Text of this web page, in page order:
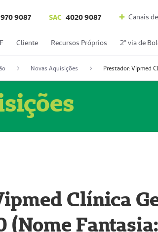
9087 SAC 4020 9087 Canais
Cliente Recursos Próprios 2º via de
Novas Aquisições
Clínica
(Nome